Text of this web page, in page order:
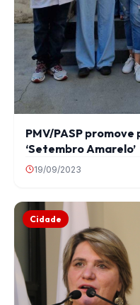
PMV/PASP
‘Setembro Amarelo’
19/09/2023
Cidade